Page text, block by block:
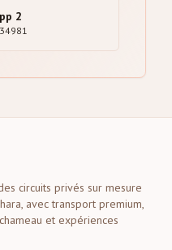
2
circuits privés sur mesure
avec transport premium,
et expériences